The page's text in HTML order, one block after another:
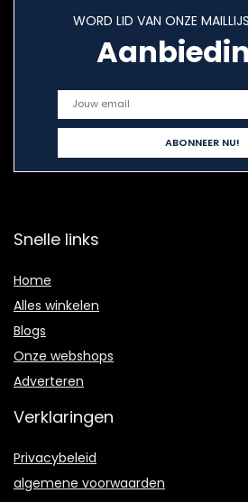
WORD LID VAN ONZE
Snelle links
Home
Alles winkelen
Blogs
Onze webshops
Adverteren
Verklaringen
Privacybeleid
algemene voorwaarden